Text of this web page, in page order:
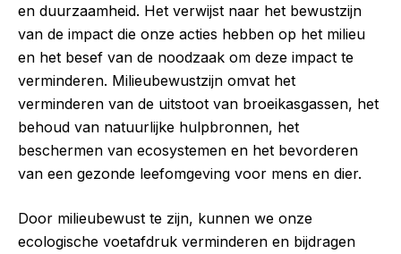
en duurzaamheid. Het verwijst naar het bewustzijn
van de impact die onze acties hebben op het milieu
en het besef van de noodzaak om deze impact te
verminderen. Milieubewustzijn omvat het
verminderen van de uitstoot van broeikasgassen, het
behoud van natuurlijke hulpbronnen, het
beschermen van ecosystemen en het bevorderen
van een gezonde leefomgeving voor mens en dier.
Door milieubewust te zijn, kunnen we onze
ecologische voetafdruk verminderen en bijdragen